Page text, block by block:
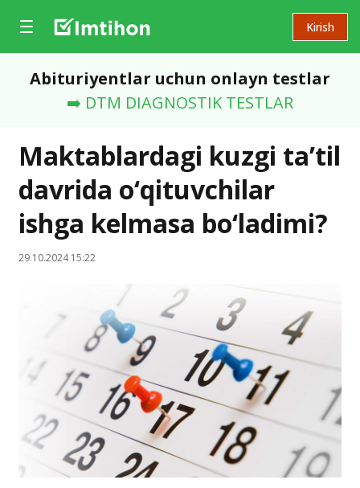
Kirish
Abituriyentlar uchun onlayn testlar
➡️ DTM DIAGNOSTIK TESTLAR
Maktablardagi kuzgi ta’til
davrida o‘qituvchilar
ishga kelmasa bo‘ladimi?
29.10.2024 15:22